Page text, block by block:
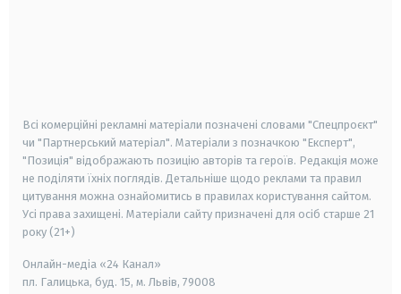
Всі комерційні рекламні матеріали позначені словами "Спецпроєкт"
чи "Партнерський матеріал". Матеріали з позначкою "Експерт",
"Позиція" відображають позицію авторів та героїв. Редакція може
не поділяти їхніх поглядів. Детальніше щодо реклами та правил
цитування можна ознайомитись в правилах користування сайтом.
Усі права захищені. Матеріали сайту призначені для осіб старше 21
року (21+)
Онлайн-медіа «24 Канал»
пл. Галицька, буд. 15, м. Львів, 79008